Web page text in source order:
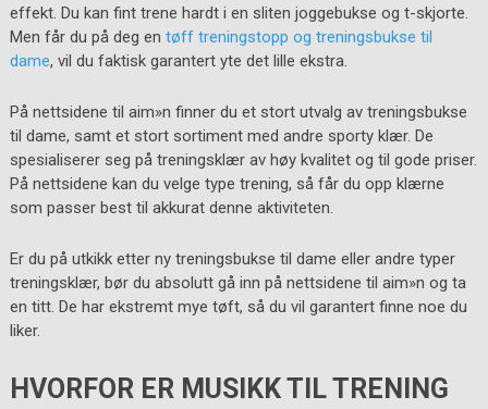
effekt. Du kan fint trene hardt i en sliten joggebukse og t-skjorte.
Men får du på deg en tøff treningstopp og treningsbukse til
dame, vil du faktisk garantert yte det lille ekstra.
På nettsidene til aim»n finner du et stort utvalg av treningsbukse
til dame, samt et stort sortiment med andre sporty klær. De
spesialiserer seg på treningsklær av høy kvalitet og til gode priser.
På nettsidene kan du velge type trening, så får du opp klærne
som passer best til akkurat denne aktiviteten.
Er du på utkikk etter ny treningsbukse til dame eller andre typer
treningsklær, bør du absolutt gå inn på nettsidene til aim»n og ta
en titt. De har ekstremt mye tøft, så du vil garantert finne noe du
liker.
HVORFOR ER MUSIKK TIL TRENING